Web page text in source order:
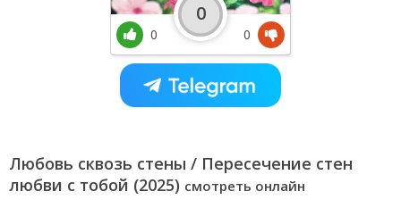
Любовь сквозь стены / Пересечение стен
любви с тобой (2025) смотреть онлайн
0
0
0